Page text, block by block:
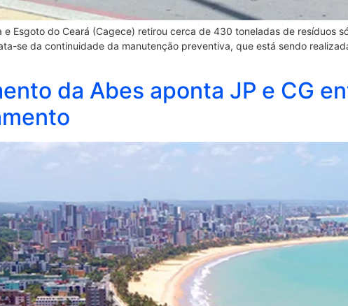
e Esgoto do Ceará (Cagece) retirou cerca de 430 toneladas de resíduos
se da continuidade da manutenção preventiva, que está sendo
da Abes aponta JP e CG